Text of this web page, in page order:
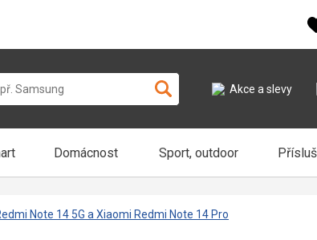
Akce a slevy
Domácnost Sport, outdoor
Note 14 5G a Xiaomi Redmi Note 14 Pro